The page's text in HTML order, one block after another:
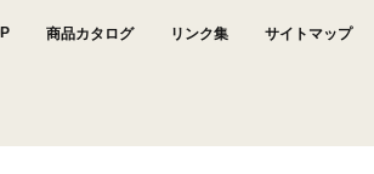
商品カタログ リンク集 サイトマップ